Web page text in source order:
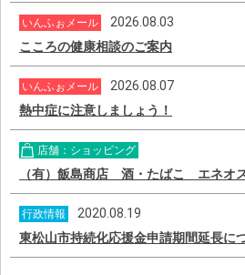
いんふぉメール
2026.08.03
こころの健康相談のご案内
いんふぉメール
2026.08.07
熱中症に注意しましょう！
店舗：ショッピング
（有）飯島商店 酒・たばこ エネオ
行政情報
2020.08.19
東松山市持続化応援金申請期間延長に